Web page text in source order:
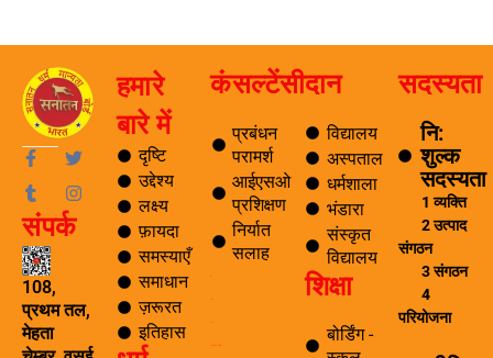
F
a
c
e
b
o
o
k
-
f
T
i
t
T
u
m
b
l
r
I
s
a
m
संपर्क
108,
प्रथम तल,
मेहता
हमारे
बारे में
दृष्टि
उद्देश्य
लक्ष्य
फ़ायदा
समस्याएँ
समाधान
ज़रूरत
इतिहास
कंसल्टेंसी
प्रबंधन
परामर्श
आईएसओ
प्रशिक्षण
निर्यात
सलाह
दान
विद्यालय
अस्पताल
धर्मशाला
भंडारा
संस्कृत
विद्यालय
शिक्षा
बोर्डिंग -
सदस्यता
नि:
शुल्क
सदस्यता
1 व्यक्ति
2 उत्पाद
संगठन
3 संगठन
4
परियोजना